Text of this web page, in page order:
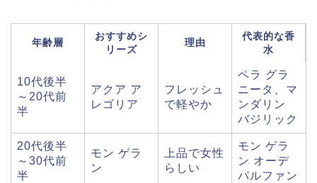
年齢層
おすすめシ
リーズ
理由
代表的な香
水
10代後半
～20代前
半
アクア ア
レゴリア
フレッシュ
で軽やか
ペラ グラ
ニータ、マ
ンダリン
バジリック
20代後半
～30代前
半
モン ゲラ
ン
上品で女性
らしい
モン ゲラ
ン オーデ
パルファン